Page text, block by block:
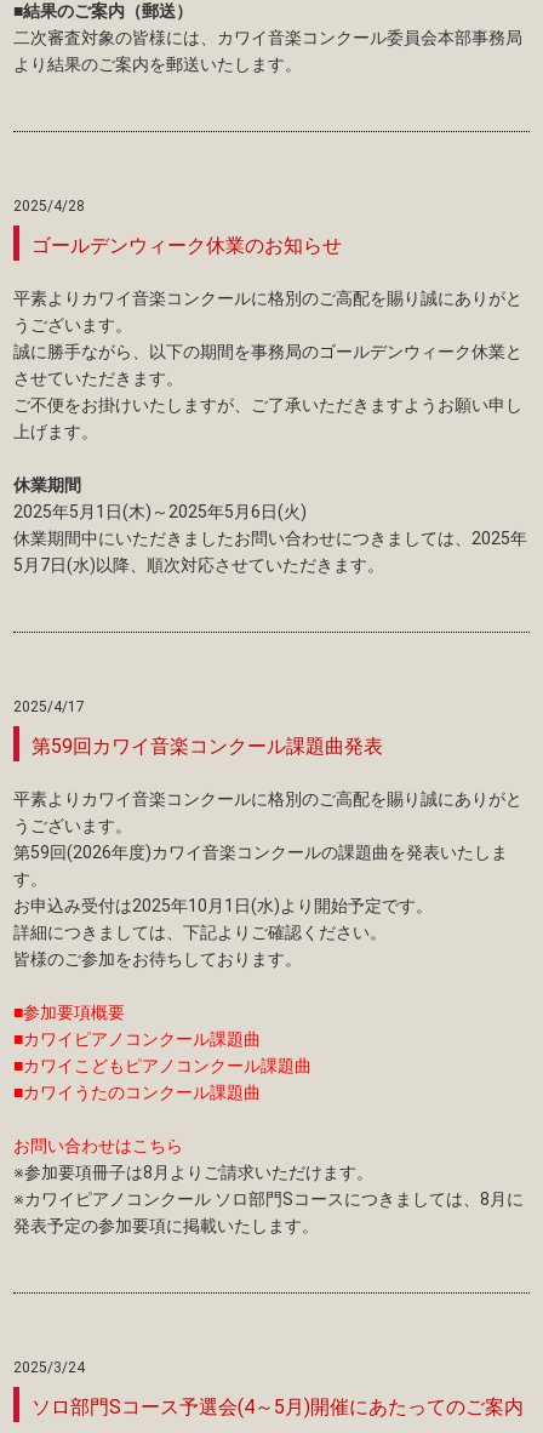
■結果のご案内（郵送）
二次審査対象の皆様には、カワイ音楽コンクール委員会本部事務局
より結果のご案内を郵送いたします。
2025/4/28
ゴールデンウィーク休業のお知らせ
平素よりカワイ音楽コンクールに格別のご高配を賜り誠にありがと
うございます。
誠に勝手ながら、以下の期間を事務局のゴールデンウィーク休業と
させていただきます。
ご不便をお掛けいたしますが、ご了承いただきますようお願い申し
上げます。
休業期間
2025年5月1日(木)～2025年5月6日(火)
休業期間中にいただきましたお問い合わせにつきましては、2025年
5月7日(水)以降、順次対応させていただきます。
2025/4/17
第59回カワイ音楽コンクール課題曲発表
平素よりカワイ音楽コンクールに格別のご高配を賜り誠にありがと
うございます。
第59回(2026年度)カワイ音楽コンクールの課題曲を発表いたしま
す。
お申込み受付は2025年10月1日(水)より開始予定です。
詳細につきましては、下記よりご確認ください。
皆様のご参加をお待ちしております。
■参加要項概要
■カワイピアノコンクール課題曲
■カワイこどもピアノコンクール課題曲
■カワイうたのコンクール課題曲
お問い合わせはこちら
※参加要項冊子は8月よりご請求いただけます。
※カワイピアノコンクール ソロ部門Sコースにつきましては、8月に
発表予定の参加要項に掲載いたします。
2025/3/24
ソロ部門Sコース予選会(4～5月)開催にあたってのご案内